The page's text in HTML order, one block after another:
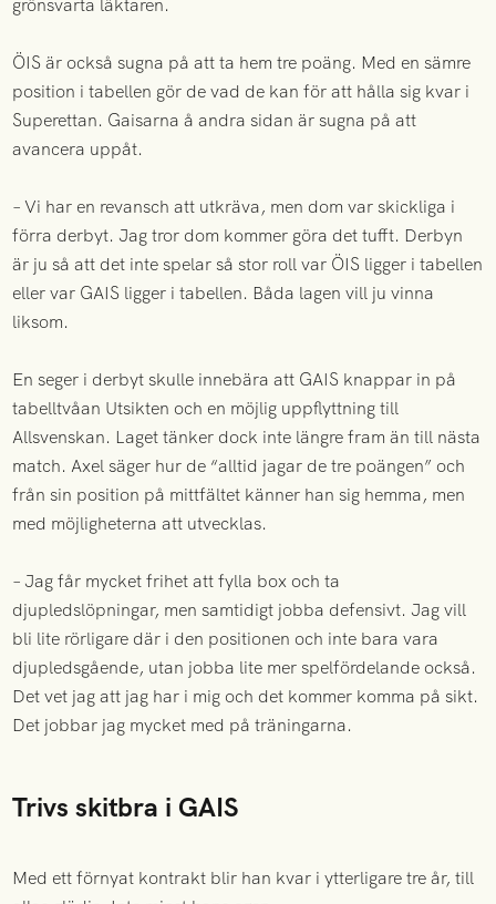
grönsvarta läktaren.
ÖIS är också sugna på att ta hem tre poäng. Med en sämre
position i tabellen gör de vad de kan för att hålla sig kvar i
Superettan. Gaisarna å andra sidan är sugna på att
avancera uppåt.
– Vi har en revansch att utkräva, men dom var skickliga i
förra derbyt. Jag tror dom kommer göra det tufft. Derbyn
är ju så att det inte spelar så stor roll var ÖIS ligger i tabellen
eller var GAIS ligger i tabellen. Båda lagen vill ju vinna
liksom.
En seger i derbyt skulle innebära att GAIS knappar in på
tabelltvåan Utsikten och en möjlig uppflyttning till
Allsvenskan. Laget tänker dock inte längre fram än till nästa
match. Axel säger hur de “alltid jagar de tre poängen” och
från sin position på mittfältet känner han sig hemma, men
med möjligheterna att utvecklas.
– Jag får mycket frihet att fylla box och ta
djupledslöpningar, men samtidigt jobba defensivt. Jag vill
bli lite rörligare där i den positionen och inte bara vara
djupledsgående, utan jobba lite mer spelfördelande också.
Det vet jag att jag har i mig och det kommer komma på sikt.
Det jobbar jag mycket med på träningarna.
Trivs skitbra i GAIS
Med ett förnyat kontrakt blir han kvar i ytterligare tre år, till